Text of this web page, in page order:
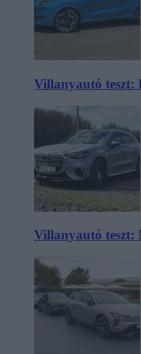
Villanyautó teszt:
Villanyautó teszt: